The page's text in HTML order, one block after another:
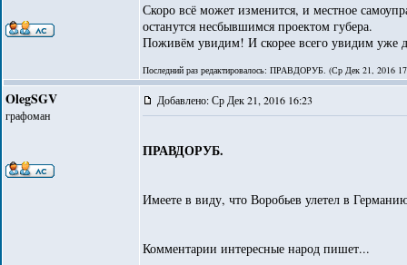
Скоро всё может изменится, и местное
останутся несбывшимся проектом губера.
Поживём увидим! И скорее всего увидим уже
Последний раз редактировалось: ПРАВДОРУБ. (Ср Дек 21, 2016
OlegSGV
графоман
Добавлено: Ср Дек 21, 2016 16:23
ПРАВДОРУБ.
Имеете в виду, что Воробьев улетел в
Комментарии интересные народ пишет...